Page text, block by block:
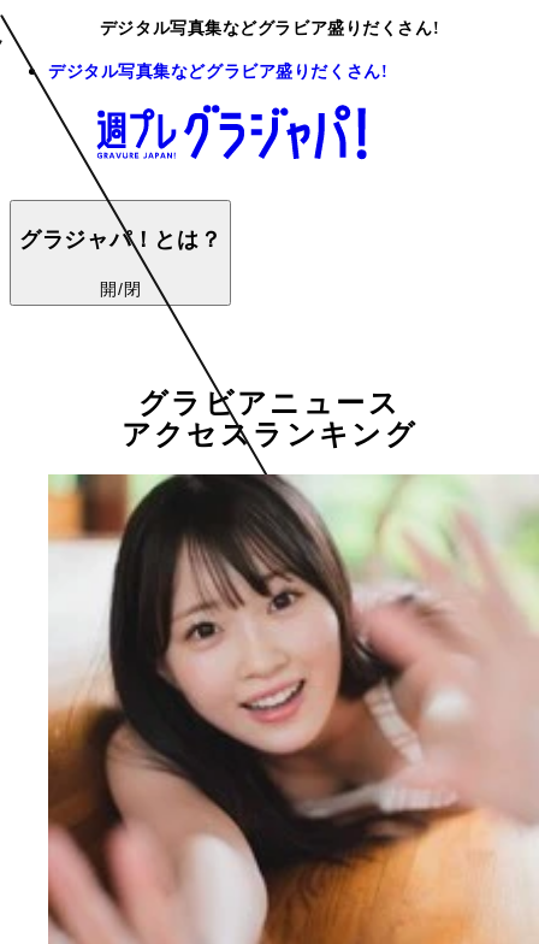
デジタル写真集などグラビア盛りだくさん!
デジタル写真集などグラビア盛りだくさん!
グラジャパ！とは？
開/閉
グラビアニュース
アクセスランキング